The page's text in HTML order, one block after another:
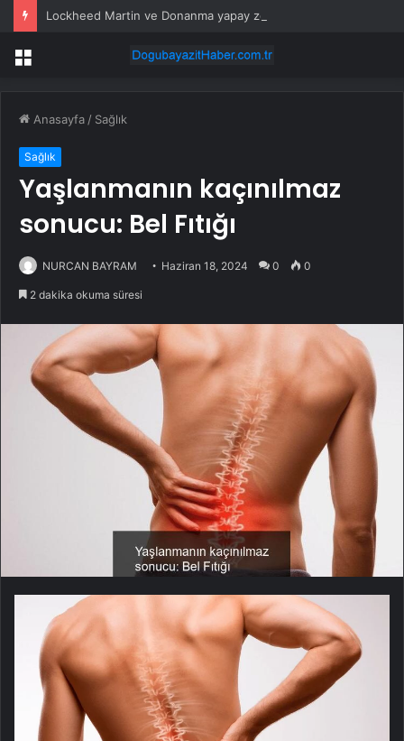
Menü
Anasayfa / Sağlık
Sağlık
Yaşlanmanın kaçınılmaz
sonucu: Bel Fıtığı
NURCAN BAYRAM Haziran 18, 2024 0 0
2 dakika okuma süresi